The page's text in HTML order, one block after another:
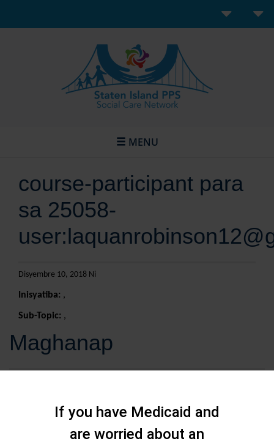
MENU
course-participant para
sa 25058-
Disyembre 10, 2018 Ni
Inisyatiba: ,
Sub-Topic: ,
Maghanap
If you have Medicaid and
are worried about an